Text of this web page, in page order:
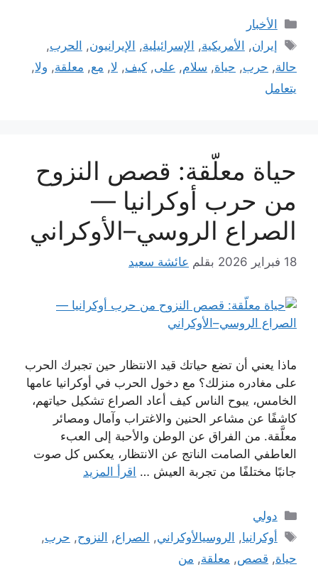
التصنيفات
الأخبار
الوسوم
إيران, الأمريكية, الإسرائيلية, الإيرانيون, الحرب,
حالة, حرب, حياة, سلام, على, كيف, لا, مع, معلقة, ولا,
يتعامل
حياة معلّقة: قصص النزوح
من حرب أوكرانيا —
الصراع الروسي–الأوكراني
18 فبراير 2026 بقلم عائشة سعيد
ماذا يعني أن تضع حياتك قيد الانتظار حين تجبرك الحرب
على مغادره منزلك؟ مع دخول الحرب في أوكرانيا عامها
الخامس، يبوح الناس كيف أعاد الصراع تشكيل حياتهم،
كاشفًا عن مشاعر الحنين والاغتراب وآمال ومصائر
معلَّقة. من الفراق عن الوطن والأحبة إلى العبء
العاطفي الصامت الناتج عن الانتظار، يعكس كل صوت
جانبًا مختلفًا من تجربة العيش … اقرأ المزيد
التصنيفات
دولي
الوسوم
أوكرانيا, الروسيالأوكراني, الصراع, النزوح, حرب,
حياة, قصص, معلقة, من